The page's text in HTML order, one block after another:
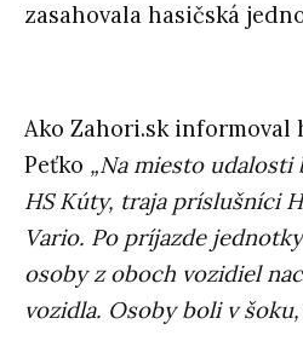
zasahovala hasičská
Ako Zahori.sk informoval
Peťko „Na miesto udalosti
HS Kúty, traja príslušníci
Vario. Po príjazde
osoby z oboch vozidiel
vozidla. Osoby boli v šoku,